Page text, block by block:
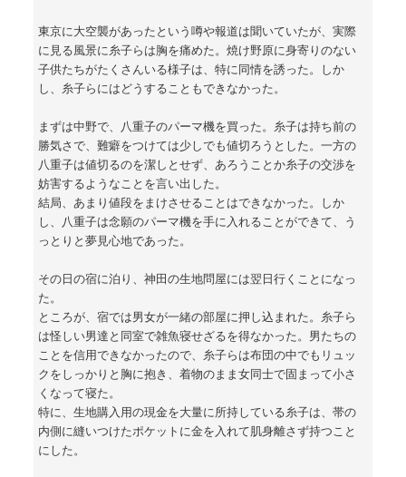
東京に大空襲があったという噂や報道は聞いていたが、実際
に見る風景に糸子らは胸を痛めた。焼け野原に身寄りのない
子供たちがたくさんいる様子は、特に同情を誘った。しか
し、糸子らにはどうすることもできなかった。
まずは中野で、八重子のパーマ機を買った。糸子は持ち前の
勝気さで、難癖をつけては少しでも値切ろうとした。一方の
八重子は値切るのを潔しとせず、あろうことか糸子の交渉を
妨害するようなことを言い出した。
結局、あまり値段をまけさせることはできなかった。しか
し、八重子は念願のパーマ機を手に入れることができて、う
っとりと夢見心地であった。
その日の宿に泊り、神田の生地問屋には翌日行くことになっ
た。
ところが、宿では男女が一緒の部屋に押し込まれた。糸子ら
は怪しい男達と同室で雑魚寝せざるを得なかった。男たちの
ことを信用できなかったので、糸子らは布団の中でもリュッ
クをしっかりと胸に抱き、着物のまま女同士で固まって小さ
くなって寝た。
特に、生地購入用の現金を大量に所持している糸子は、帯の
内側に縫いつけたポケットに金を入れて肌身離さず持つこと
にした。